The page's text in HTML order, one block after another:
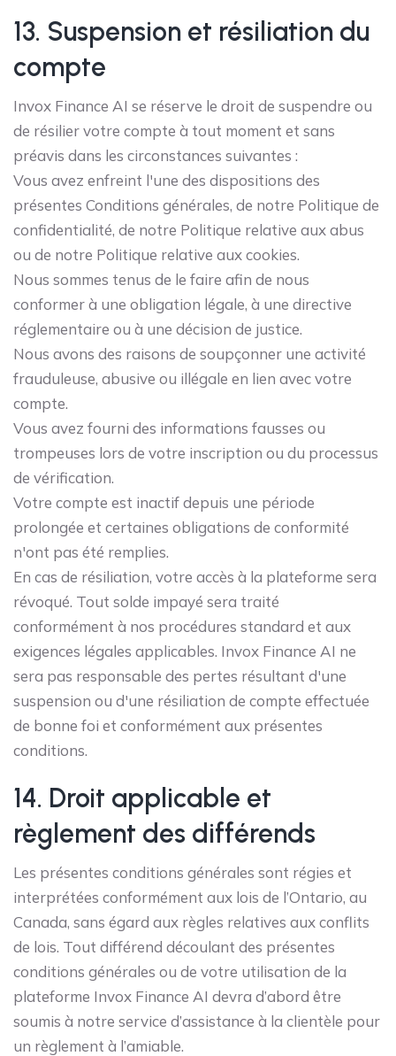
13. Suspension et résiliation du
compte
Invox Finance AI se réserve le droit de suspendre ou
de résilier votre compte à tout moment et sans
préavis dans les circonstances suivantes :
Vous avez enfreint l'une des dispositions des
présentes Conditions générales, de notre Politique de
confidentialité, de notre Politique relative aux abus
ou de notre Politique relative aux cookies.
Nous sommes tenus de le faire afin de nous
conformer à une obligation légale, à une directive
réglementaire ou à une décision de justice.
Nous avons des raisons de soupçonner une activité
frauduleuse, abusive ou illégale en lien avec votre
compte.
Vous avez fourni des informations fausses ou
trompeuses lors de votre inscription ou du processus
de vérification.
Votre compte est inactif depuis une période
prolongée et certaines obligations de conformité
n'ont pas été remplies.
En cas de résiliation, votre accès à la plateforme sera
révoqué. Tout solde impayé sera traité
conformément à nos procédures standard et aux
exigences légales applicables. Invox Finance AI ne
sera pas responsable des pertes résultant d'une
suspension ou d'une résiliation de compte effectuée
de bonne foi et conformément aux présentes
conditions.
14. Droit applicable et
règlement des différends
Les présentes conditions générales sont régies et
interprétées conformément aux lois de l’Ontario, au
Canada, sans égard aux règles relatives aux conflits
de lois. Tout différend découlant des présentes
conditions générales ou de votre utilisation de la
plateforme Invox Finance AI devra d’abord être
soumis à notre service d’assistance à la clientèle pour
un règlement à l’amiable.